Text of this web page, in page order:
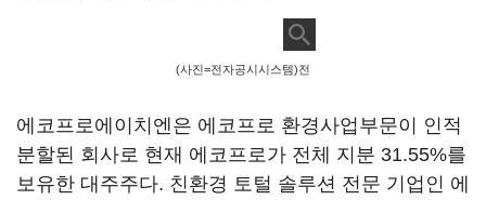
(사진=전자공시시스템)전
에코프로에이치엔은 에코프로 환경사업부문이 인적
분할된 회사로 현재 에코프로가 전체 지분 31.55%를
보유한 대주주다. 친환경 토털 솔루션 전문 기업인 에